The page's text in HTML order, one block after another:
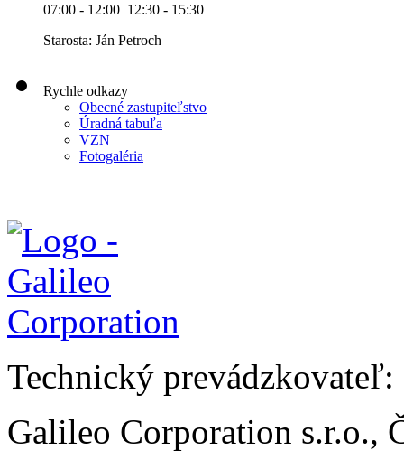
07:00 - 12:00 12:30 - 15:30
Starosta: Ján Petroch
Rychle odkazy
Obecné zastupiteľstvo
Úradná tabuľa
VZN
Fotogaléria
Technický prevádzkovateľ:
Galileo Corporation s.r.o.,